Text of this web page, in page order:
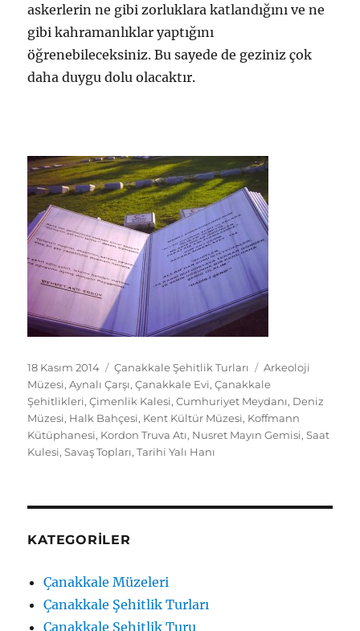
askerlerin ne gibi zorluklara katlandığını ve ne
gibi kahramanlıklar yaptığını
öğrenebileceksiniz. Bu sayede de geziniz çok
daha duygu dolu olacaktır.
Yayın
tarihi
18 Kasım 2014 Kategoriler
Çanakkale Şehitlik Turları Etiketler
Arkeoloji
Müzesi,Aynalı Çarşı,Çanakkale Evi,Çanakkale
Şehitlikleri,Çimenlik Kalesi,Cumhuriyet Meydanı, Deniz
Müzesi, Halk Bahçesi, Kent Kültür Müzesi, Koffmann
Kütüphanesi, Kordon Truva Atı, Nusret Mayın Gemisi,Saat
Kulesi,Savaş Topları,Tarihi Yalı Hanı
KATEGORILER
Çanakkale Müzeleri
Çanakkale Şehitlik Turları
Çanakkale Şehitlik Turu